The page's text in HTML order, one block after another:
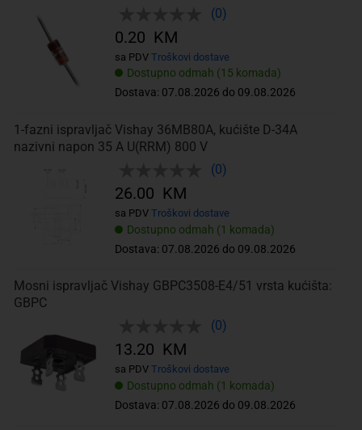
(0)
Dostupno odmah (15 komada)
Dostava: 07.08.2026 do 09.08.2026
0.20 KM
sa PDV Troškovi dostave
1-fazni ispravljač Vishay 36MB80A, kućište D-34A
nazivni napon 35 A U(RRM) 800 V
(0)
Dostupno odmah (1 komada)
Dostava: 07.08.2026 do 09.08.2026
26.00 KM
sa PDV Troškovi dostave
Mosni ispravljač Vishay GBPC3508-E4/51 vrsta kućišta:
GBPC
(0)
Dostupno odmah (1 komada)
Dostava: 07.08.2026 do 09.08.2026
13.20 KM
sa PDV Troškovi dostave